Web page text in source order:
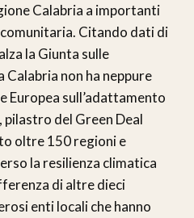
Calabria a importanti
Citando dati di
la Giunta sulle
non ha neppure
Europea sull’adattamento
del Green Deal
oltre 150 regioni e
la resilienza climatica
di altre dieci
enti locali che hanno